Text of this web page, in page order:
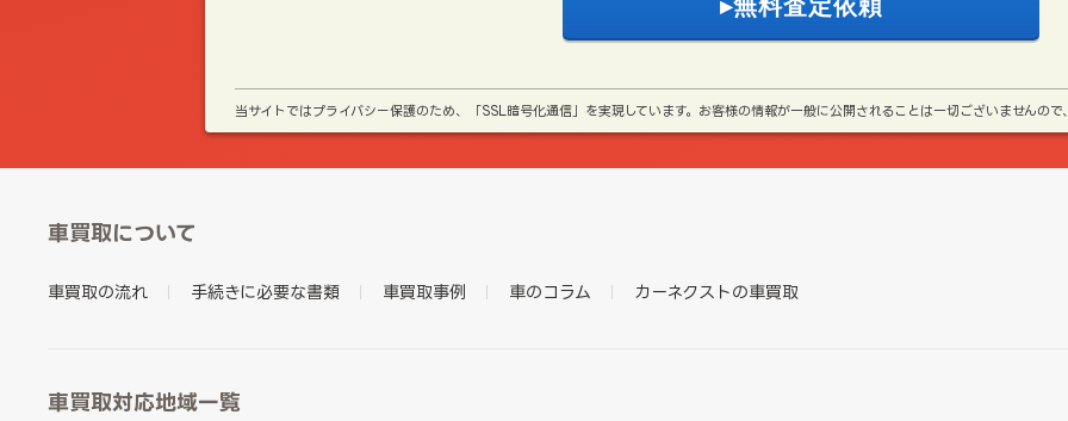
当サイトではプライバシー保護のため、「SSL暗号化通信」を実現しています。お客様の情報が一般に公開されることは一切ございませんの
車買取について
車買取の流れ 手続きに必要な書類 車買取事例 車のコラム カーネクストの車買取
車買取対応地域一覧